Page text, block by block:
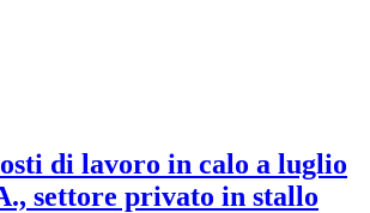
di lavoro in calo a luglio
settore privato in stallo